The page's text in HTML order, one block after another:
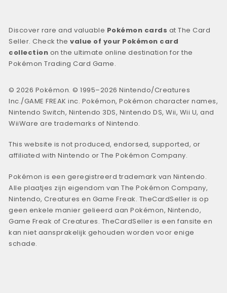
Discover rare and valuable Pokémon cards at The Card
Seller. Check thevalue of your Pokémon card
collection on the ultimate online destination for the
Pokémon Trading Card Game.
© 2026 Pokémon. © 1995–2026 Nintendo/Creatures
Inc./GAME FREAK inc. Pokémon, Pokémon character names,
Nintendo Switch, Nintendo 3DS, Nintendo DS, Wii, Wii U, and
WiiWare are trademarks of Nintendo.
This website is not produced, endorsed, supported, or
affiliated with Nintendo or The Pokémon Company.
Pokémon is een geregistreerd trademark van Nintendo.
Alle plaatjes zijn eigendom van The Pokémon Company,
Nintendo, Creatures en Game Freak. TheCardSeller is op
geen enkele manier gelieerd aan Pokémon, Nintendo,
Game Freak of Creatures. TheCardSeller is een fansite en
kan niet aansprakelijk gehouden worden voor enige
schade.